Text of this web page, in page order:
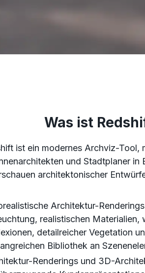
Was ist
ist ein modernes Archviz-Tool,
und Stadtplaner in
architektonischer
Architektur-
realistischen Materialien,
detailreicher Vegetation
Bibliothek an
Renderings und 3D-